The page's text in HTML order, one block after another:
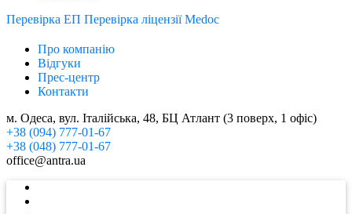
Перевірка ЕП Перевірка ліцензії Medoc
Про компанію
Відгуки
Прес-центр
Контакти
м. Одеса, вул. Італійська, 48, БЦ Атлант (3 поверх, 1 офіс)
+38 (094) 777-01-67
+38 (048) 777-01-67
office@antra.ua